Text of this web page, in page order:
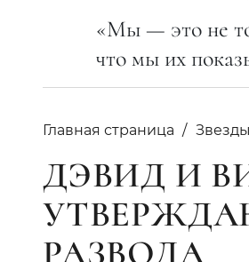
«Мы — это не
что мы их
Главная страница Звезды
ДЭВИД И
РАЗВОДА